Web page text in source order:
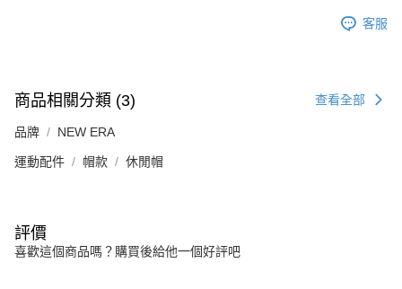
客服
商品相關分類 (3) 查看全部
品牌 NEW ERA
運動配件 帽款 休閒帽
評價
喜歡這個商品嗎？購買後給他一個好評吧